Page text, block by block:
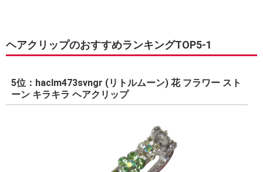
ヘアクリップのおすすめランキングTOP5-1
5位：haclm473svngr (リトルムーン) 花 フラワー スト
ーン キラキラ ヘアクリップ